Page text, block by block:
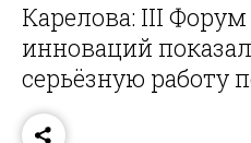
Карелова: III
инноваций
серьёзную работу